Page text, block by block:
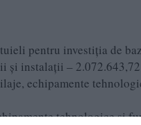
pentru investiția de
şi instalații –
echipamente
tehnologice şi